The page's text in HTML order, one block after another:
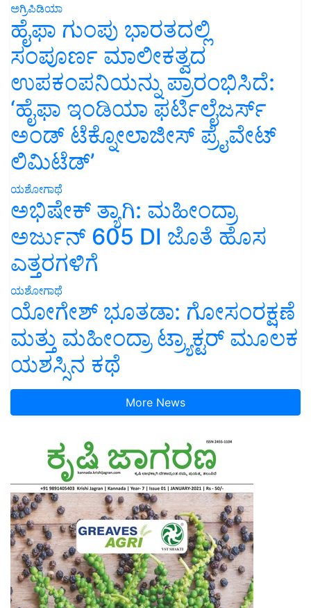
ಅಗ್ರಿಪಿಡಿಯಾ
ಹೈಫಾ ಗುಂಪು ಭಾರತದಲ್ಲಿ
ಸಂಪೂರ್ಣ ಮಾಲೀಕತ್ವದ
ಉಪಕಂಪನಿಯನ್ನು ಪ್ರಾರಂಭಿಸಿದೆ:
‘ಹೈಫಾ ಇಂಡಿಯಾ ಫರ್ಟಿಲೈಜರ್ಸ್
ಅಂಡ್ ಟೆಕ್ನೋಲಾಜೀಸ್ ಪ್ರೈವೇಟ್
ಲಿಮಿಟೆಡ್’
ಯಶೋಗಾಥೆ
ಅಭಿಷೇಕ್ ತ್ಯಾಗಿ: ಮಹೀಂದ್ರಾ
ಅರ್ಜುನ್ 605 DI ಜೊತೆ ಹೊಸ
ಎತ್ತರಗಳಿಗೆ
ಯಶೋಗಾಥೆ
ಯೋಗೇಶ್ ಭೂತಡಾ: ಗೋಸಂರಕ್ಷಣೆ
ಮತ್ತು ಮಹೀಂದ್ರಾ ಟ್ರ್ಯಾಕ್ಟರ್ ಮೂಲಕ
ಯಶಸ್ಸಿನ ಕಥೆ
More News